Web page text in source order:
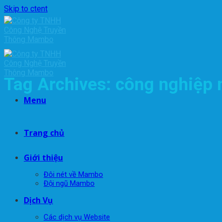
Skip to ctent
Menu
Trang chủ
Giới thiệu
Đôi nét về Mambo
Đội ngũ Mambo
Dịch Vụ
Các dịch vụ Website
Tag Archives: công nghiệp